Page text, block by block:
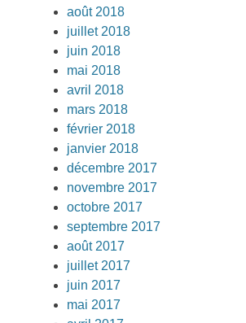
août 2018
juillet 2018
juin 2018
mai 2018
avril 2018
mars 2018
février 2018
janvier 2018
décembre 2017
novembre 2017
octobre 2017
septembre 2017
août 2017
juillet 2017
juin 2017
mai 2017